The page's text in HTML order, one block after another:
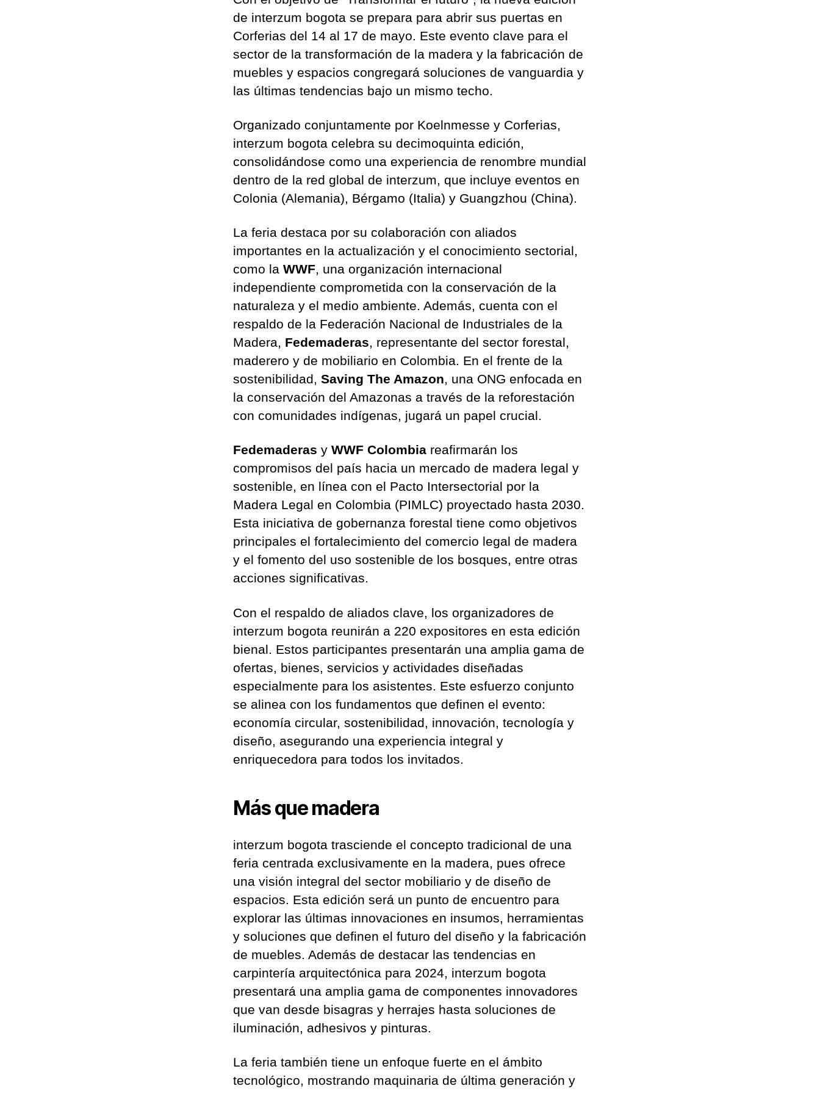
de interzum bogota se prepara para abrir sus puertas en
Corferias del 14 al 17 de mayo. Este evento clave para el
sector de la transformación de la madera y la fabricación de
muebles y espacios congregará soluciones de vanguardia y
las últimas tendencias bajo un mismo techo.
Organizado conjuntamente por Koelnmesse y Corferias,
interzum bogota celebra su decimoquinta edición,
consolidándose como una experiencia de renombre mundial
dentro de la red global de interzum, que incluye eventos en
Colonia (Alemania), Bérgamo (Italia) y Guangzhou (China).
La feria destaca por su colaboración con aliados
importantes en la actualización y el conocimiento sectorial,
como la WWF, una organización internacional
independiente comprometida con la conservación de la
naturaleza y el medio ambiente. Además, cuenta con el
respaldo de la Federación Nacional de Industriales de la
Madera, Fedemaderas, representante del sector forestal,
maderero y de mobiliario en Colombia. En el frente de la
sostenibilidad, Saving The Amazon, una ONG enfocada en
la conservación del Amazonas a través de la reforestación
con comunidades indígenas, jugará un papel crucial.
Fedemaderas y WWF Colombia reafirmarán los
compromisos del país hacia un mercado de madera legal y
sostenible, en línea con el Pacto Intersectorial por la
Madera Legal en Colombia (PIMLC) proyectado hasta 2030.
Esta iniciativa de gobernanza forestal tiene como objetivos
principales el fortalecimiento del comercio legal de madera
y el fomento del uso sostenible de los bosques, entre otras
acciones significativas.
Con el respaldo de aliados clave, los organizadores de
interzum bogota reunirán a 220 expositores en esta edición
bienal. Estos participantes presentarán una amplia gama de
ofertas, bienes, servicios y actividades diseñadas
especialmente para los asistentes. Este esfuerzo conjunto
se alinea con los fundamentos que definen el evento:
economía circular, sostenibilidad, innovación, tecnología y
diseño, asegurando una experiencia integral y
enriquecedora para todos los invitados.
Más que madera
interzum bogota trasciende el concepto tradicional de una
feria centrada exclusivamente en la madera, pues ofrece
una visión integral del sector mobiliario y de diseño de
espacios. Esta edición será un punto de encuentro para
explorar las últimas innovaciones en insumos, herramientas
y soluciones que definen el futuro del diseño y la fabricación
de muebles. Además de destacar las tendencias en
carpintería arquitectónica para 2024, interzum bogota
presentará una amplia gama de componentes innovadores
que van desde bisagras y herrajes hasta soluciones de
iluminación, adhesivos y pinturas.
La feria también tiene un enfoque fuerte en el ámbito
tecnológico, mostrando maquinaria de última generación y